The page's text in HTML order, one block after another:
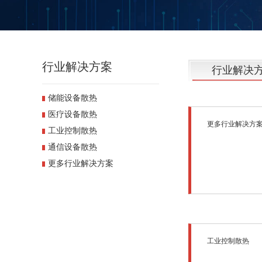
行业解决方案
储能设备散热
医疗设备散热
工业控制散热
通信设备散热
更多行业解决方案
行业解决
更多行业解决方
工业控制散热